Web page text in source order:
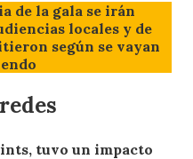
de la gala se irán
locales y de
según se vayan
tuvo un impacto